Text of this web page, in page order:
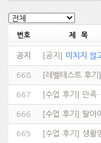
번호 제 목
공지 [공지 ] 미치지 않
668 [레벨테스트 후기 ]
667 [수업 후기 ] 만족
666 [수업 후기 ] 딸아
665 [수업 후기 ] 생활